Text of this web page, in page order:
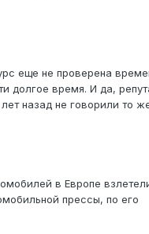
еще не проверена
долгое время. И да,
назад не говорили то
в Европе
прессы, по его